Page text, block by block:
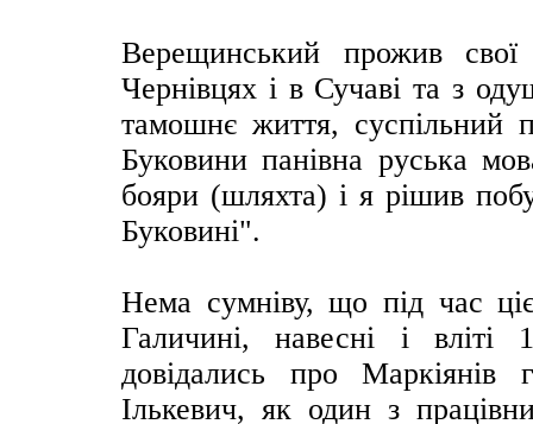
Верещинський прожив
Чернівцях і в Сучаві та з
тамошнє життя, суспільний
Буковини панівна руська
бояри (шляхта) і я рішив
Буковині".
Нема сумніву, що під час
Галичині, навесні і
довідались про Маркіянів
Ількевич, як один з